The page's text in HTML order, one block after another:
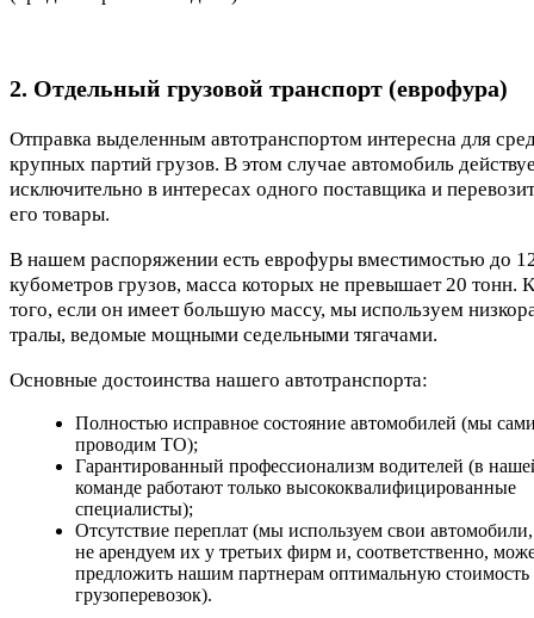
2. Отдельный грузовой транспорт (еврофура)
Отправка выделенным автотранспортом интересна для
крупных партий грузов. В этом случае автомобиль
исключительно в интересах одного поставщика и
его товары.
В нашем распоряжении есть еврофуры вместимостью до
кубометров грузов, масса которых не превышает 20 тонн.
того, если он имеет большую массу, мы используем
тралы, ведомые мощными седельными тягачами.
Основные достоинства нашего автотранспорта:
Полностью исправное состояние автомобилей (мы
проводим ТО);
Гарантированный профессионализм водителей (в
команде работают только высококвалифицированные
специалисты);
Отсутствие переплат (мы используем свои
не арендуем их у третьих фирм и, соответственно,
предложить нашим партнерам оптимальную стоимость
грузоперевозок).